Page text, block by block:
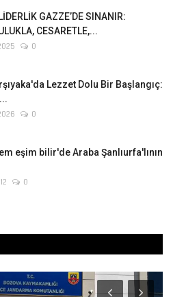
GAZZE’DE SINANIR:
CESARETLE,...
0
Lezzet Dolu Bir Başlangıç:
0
eşim bilir'de Araba Şanlıurfa'lının
0